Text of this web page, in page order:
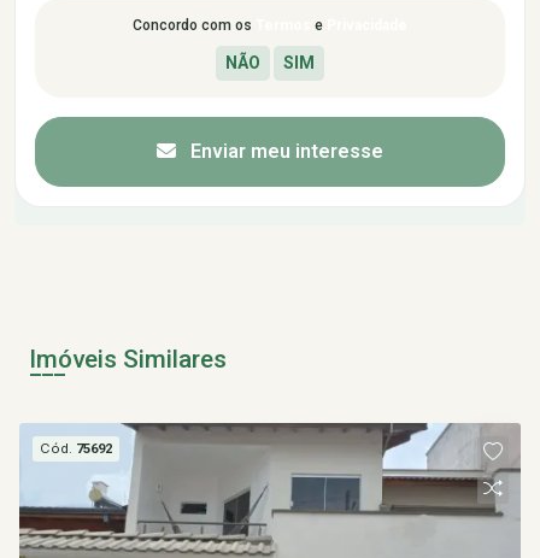
Concordo com os e
Enviar meu interesse
Imóveis Similares
Cód. 75692